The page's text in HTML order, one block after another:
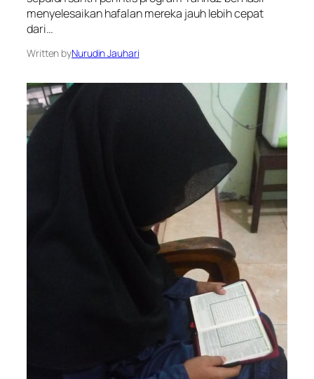
menyelesaikan hafalan mereka jauh lebih cepat
dari…
Written byNurudin Jauhari